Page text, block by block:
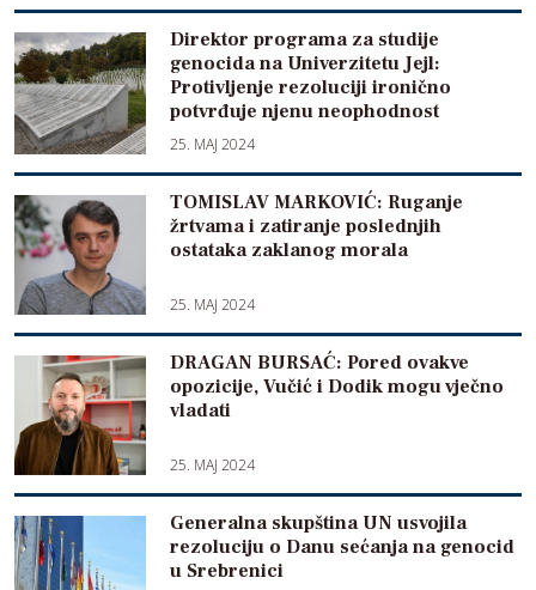
Direktor programa za studije
genocida na Univerzitetu Jejl:
Protivljenje rezoluciji ironično
potvrđuje njenu neophodnost
25. MAJ 2024
TOMISLAV MARKOVIĆ: Ruganje
žrtvama i zatiranje poslednjih
ostataka zaklanog morala
25. MAJ 2024
DRAGAN BURSAĆ: Pored ovakve
opozicije, Vučić i Dodik mogu vječno
vladati
25. MAJ 2024
Generalna skupština UN usvojila
rezoluciju o Danu sećanja na genocid
u Srebrenici